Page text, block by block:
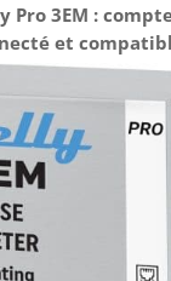
Pro 3EM :
et